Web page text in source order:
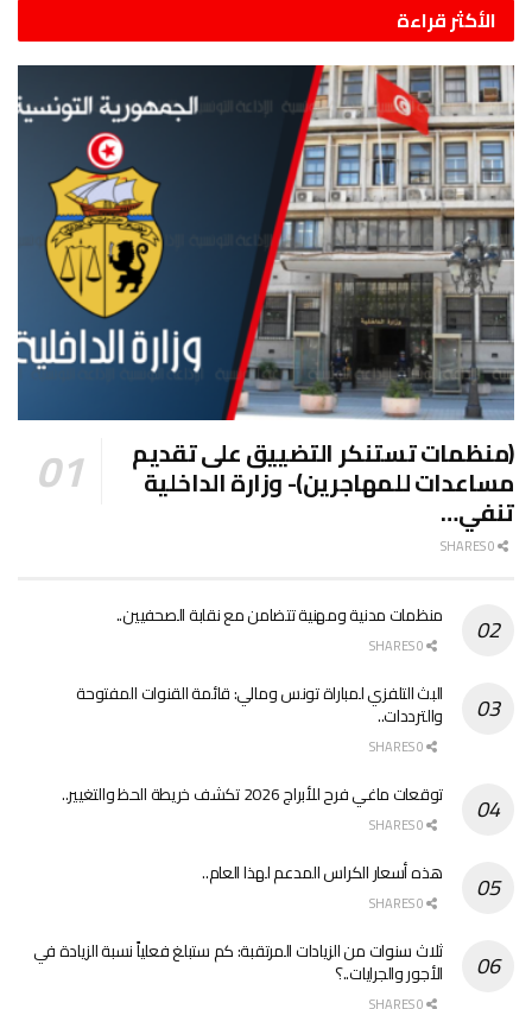
الأكثر قراءة
(منظمات تستنكر التضييق على تقديم
مساعدات للمهاجرين)- وزارة الداخلية
تنفي…
منظمات مدنية ومهنية تتضامن مع نقابة الصحفيين..
البث التلفزي لمباراة تونس ومالي: قائمة القنوات المفتوحة
والترددات..
توقعات ماغي فرح للأبراج 2026 تكشف خريطة الحظ والتغيير..
هذه أسعار الكراس المدعم لهذا العام..
ثلاث سنوات من الزيادات المرتقبة: كم ستبلغ فعلياً نسبة الزيادة في
الأجور والجرايات..؟